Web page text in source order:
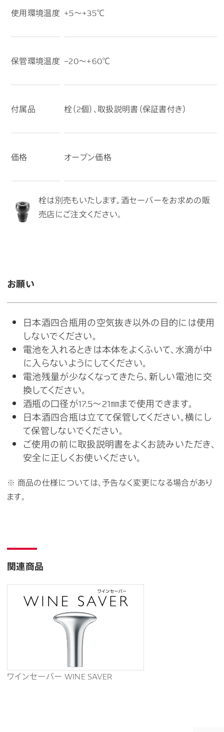
使用環境温度 +5〜+35℃
保管環境温度 −20〜+60℃
付属品 栓（2個）、取扱説明書（保証書付き）
価格 オープン価格
栓は別売もいたします。酒セーバーをお求めの販
売店にご注文ください。
お願い
日本酒四合瓶用の空気抜き以外の目的には使用
しないでください。
電池を入れるときは本体をよくふいて、水滴が中
に入らないようにしてください。
電池残量が少なくなってきたら、新しい電池に交
換してください。
酒瓶の口径が17.5〜21㎜まで使用できます。
日本酒四合瓶は立てて保管してください。横にし
て保管しないでください。
ご使用の前に取扱説明書をよくお読みいただき、
安全に正しくお使いください。
※ 商品の仕様については、予告なく変更になる場合があり
ます。
関連商品
ワインセーバー WINE SAVER